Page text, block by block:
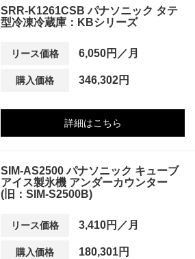
SRR-K1261CSB パナソニック タテ
型冷凍冷蔵庫：KBシリーズ
リース価格 6,050円／月
購入価格 346,302円
詳細はこちら
SIM-AS2500 パナソニック キューブ
アイス製氷機 アンダーカウンター
(旧：SIM-S2500B)
リース価格 3,410円／月
購入価格 180,301円